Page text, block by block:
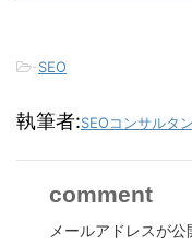
-SEO
執筆者:SEOコンサルタ
comment
メールアドレスが公